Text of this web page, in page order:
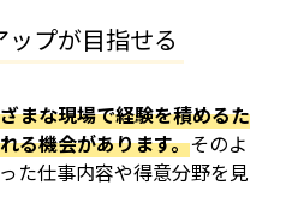
プが目指せる
まな現場で経験を積めるた
る機会があります。そのよ
た仕事内容や得意分野を見